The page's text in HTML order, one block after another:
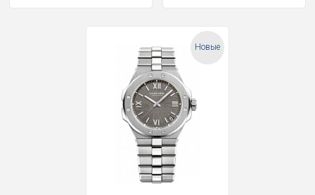
Новые
Получать на почту